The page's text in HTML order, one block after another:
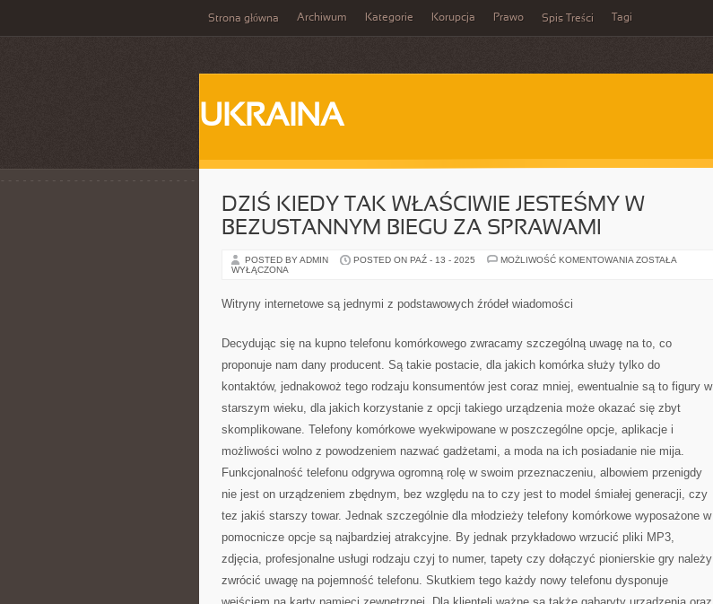
Strona główna Archiwum Kategorie Korupcja Prawo Spis Treści Tagi
UKRAINA
DZIŚ KIEDY TAK WŁAŚCIWIE JESTEŚMY W
BEZUSTANNYM BIEGU ZA SPRAWAMI
POSTED BY ADMIN POSTED ON PAŹ - 13 - 2025 MOŻLIWOŚĆ KOMENTOWANIA DZIŚ
ZA
SPRAWAMI
ZOSTAŁA
WYŁĄCZONA
Witryny internetowe są jednymi z podstawowych źródeł wiadomości
Decydując się na kupno telefonu komórkowego zwracamy szczególną uwagę na to, co
proponuje nam dany producent. Są takie postacie, dla jakich komórka służy tylko do
kontaktów, jednakowoż tego rodzaju konsumentów jest coraz mniej, ewentualnie są to figury w
starszym wieku, dla jakich korzystanie z opcji takiego urządzenia może okazać się zbyt
skomplikowane. Telefony komórkowe wyekwipowane w poszczególne opcje, aplikacje i
możliwości wolno z powodzeniem nazwać gadżetami, a moda na ich posiadanie nie mija.
Funkcjonalność telefonu odgrywa ogromną rolę w swoim przeznaczeniu, albowiem przenigdy
nie jest on urządzeniem zbędnym, bez względu na to czy jest to model śmiałej generacji, czy
tez jakiś starszy towar. Jednak szczególnie dla młodzieży telefony komórkowe wyposażone w
pomocnicze opcje są najbardziej atrakcyjne. By jednak przykładowo wrzucić pliki MP3,
zdjęcia, profesjonalne usługi rodzaju czyj to numer, tapety czy dołączyć pionierskie gry należy
zwrócić uwagę na pojemność telefonu. Skutkiem tego każdy nowy telefonu dysponuje